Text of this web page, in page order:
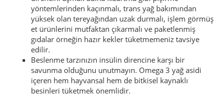
yöntemlerinden kaçınmalı, trans yağ bakımından
yüksek olan tereyağından uzak durmalı, işlem görmüş
et ürünlerini mutfaktan çıkarmalı ve paketlenmiş
gıdalar örneğin hazır kekler tüketmemeniz tavsiye
edilir.
Beslenme tarzınızın insülin direncine karşı bir
savunma olduğunu unutmayın. Omega 3 yağ asidi
içeren hem hayvansal hem de bitkisel kaynaklı
besinleri tüketmek önemlidir.